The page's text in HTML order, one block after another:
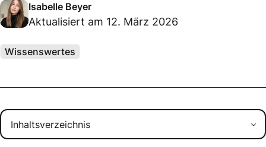
Isabelle Beyer
Aktualisiert am 12. März 2026
Wissenswertes